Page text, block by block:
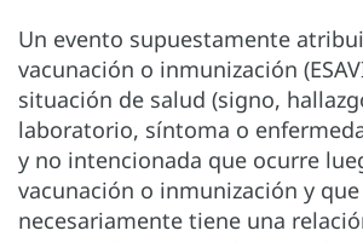
Un evento supuestamente
vacunación o inmunización
situación de salud (signo,
laboratorio, síntoma o
y no intencionada que ocurre
vacunación o inmunización y
necesariamente tiene una